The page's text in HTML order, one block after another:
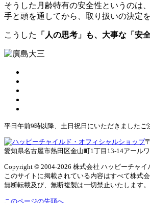
そうした月齢特有の安全性というのは
手と頭を通してから、取り扱いの決定
こうした 「人の思考」も、大事な「安
平日午前9時以降、土日祝日にいただきましたご
愛知県名古屋市熱田区金山町1丁目13-14アール
Copyright © 2004-2026 株式会社 ハッピーチャイ
このサイトに掲載されている内容はすべて株式
無断転載及び、無断複製は一切禁止いたします。
このページの先頭へ